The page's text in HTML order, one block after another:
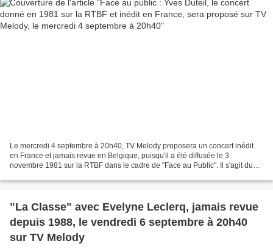
Le mercredi 4 septembre à 20h40, TV Melody proposera un concert inédit
en France et jamais revue en Belgique, puisqu'il a été diffusée le 3
novembre 1981 sur la RTBF dans le cadre de "Face au Public". Il s'agit du
"La Classe" avec Evelyne Leclerq, jamais revue
depuis 1988, le vendredi 6 septembre à 20h40
sur TV Melody